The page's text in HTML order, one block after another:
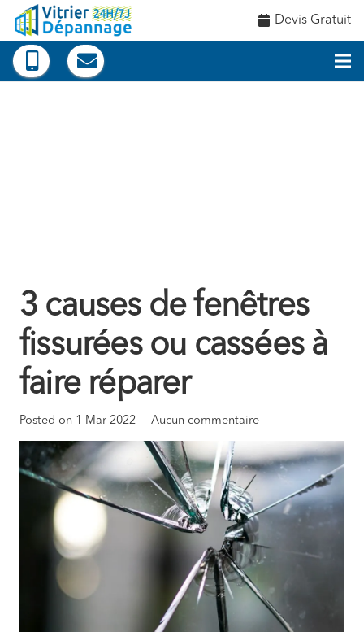
Devis Gratuit
3 causes de fenêtres
fissurées ou cassées à
faire réparer
Posted on 1 Mar 2022 Aucun commentaire